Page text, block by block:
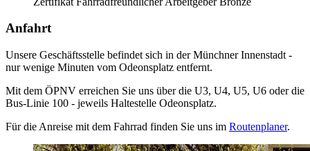
Anfahrt
Unsere Geschäftsstelle befindet sich in der Münchner Innenstadt -
nur wenige Minuten vom Odeonsplatz entfernt.
Mit dem ÖPNV erreichen Sie uns über die U3, U4, U5, U6 oder die
Bus-Linie 100 - jeweils Haltestelle Odeonsplatz.
Für die Anreise mit dem Fahrrad finden Sie uns im Routenplaner.